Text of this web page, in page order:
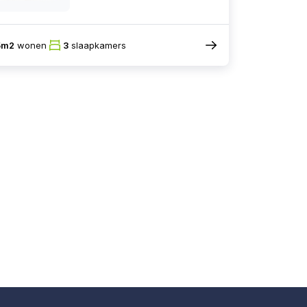
wonen 3 slaapkamers